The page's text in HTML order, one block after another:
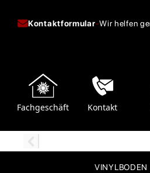
Kontaktformular-Wir helfen
Fachgeschäft Kontakt
VINYLBODEN